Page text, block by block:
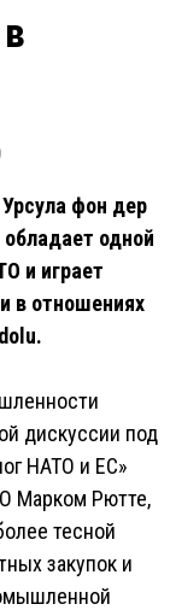
фон дер
одной
и играет
в отношениях
дискуссии под
НАТО и ЕС»
Марком Рютте,
тесной
закупок и